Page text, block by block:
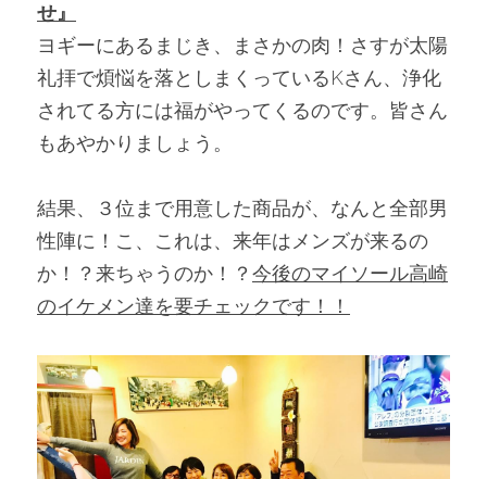
せ』
ヨギーにあるまじき、まさかの肉！さすが太陽
礼拝で煩悩を落としまくっているKさん、浄化
されてる方には福がやってくるのです。皆さん
もあやかりましょう。
結果、３位まで用意した商品が、なんと全部男
性陣に！こ、これは、来年はメンズが来るの
か！？来ちゃうのか！？ 今後のマイソール高崎
のイケメン達を要チェックです！！